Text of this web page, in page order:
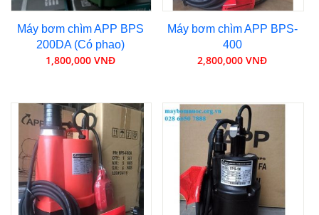
Máy bơm chìm APP BPS
200DA (Có phao)
1,800,000 VNĐ
Máy bơm chìm APP BPS-
400
2,800,000 VNĐ